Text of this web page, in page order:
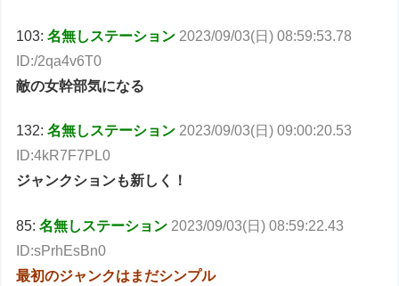
103:名無しステーション 2023/09/03(日) 08:59:53.78
ID:/2qa4v6T0
敵の女幹部気になる
132:名無しステーション 2023/09/03(日) 09:00:20.53
ID:4kR7F7PL0
ジャンクションも新しく！
85:名無しステーション 2023/09/03(日) 08:59:22.43
ID:sPrhEsBn0
最初のジャンクはまだシンプル